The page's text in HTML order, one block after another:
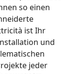
so einen
ist Ihr
und
jeder